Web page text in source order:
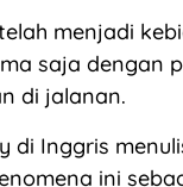
menjadi
saja dengan
di jalanan.
di Inggris
ini